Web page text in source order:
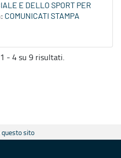
E DELLO SPORT PER
COMUNICATI STAMPA
- 4 su 9 risultati.
questo sito